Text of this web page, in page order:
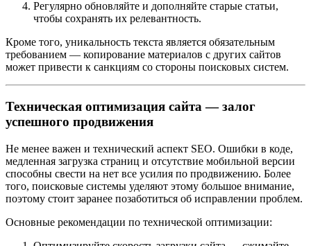
Регулярно обновляйте и дополняйте старые статьи,
чтобы сохранять их релевантность.
Кроме того, уникальность текста является обязательным
требованием — копирование материалов с других сайтов
может привести к санкциям со стороны поисковых систем.
Техническая оптимизация сайта — залог
успешного продвижения
Не менее важен и технический аспект SEO. Ошибки в коде,
медленная загрузка страниц и отсутствие мобильной версии
способны свести на нет все усилия по продвижению. Более
того, поисковые системы уделяют этому большое внимание,
поэтому стоит заранее позаботиться об исправлении проблем.
Основные рекомендации по технической оптимизации: